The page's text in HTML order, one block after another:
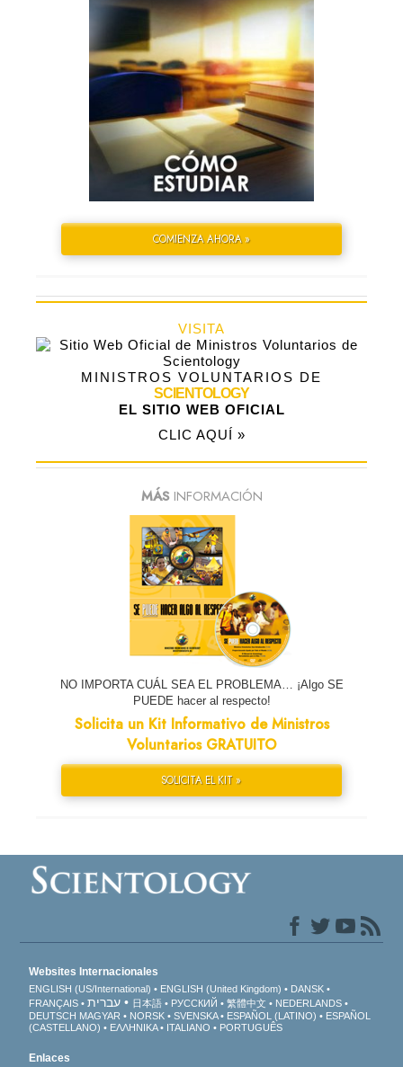
COMIENZA AHORA »
VISITA
MINISTROS VOLUNTARIOS DE
SCIENTOLOGY
EL SITIO WEB OFICIAL
CLIC AQUÍ »
MÁSINFORMACIÓN
NO IMPORTA CUÁL SEA EL PROBLEMA… ¡Algo SE
PUEDE hacer al respecto!
Solicita un Kit Informativo de Ministros
Voluntarios GRATUITO
SOLICITA EL KIT »
Websites Internacionales
ENGLISH (US/International) ENGLISH (United Kingdom)
DANSK
FRANÇAIS
עברית 日本語 РУССКИЙ 繁體中文
NEDERLANDS
DEUTSCH MAGYAR NORSK SVENSKA ESPAÑOL (LATINO)
ESPAÑOL
(CASTELLANO)
ΕΛΛΗΝΙΚA ITALIANO PORTUGUÊS
Enlaces